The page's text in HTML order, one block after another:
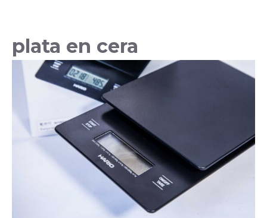
plata en cera